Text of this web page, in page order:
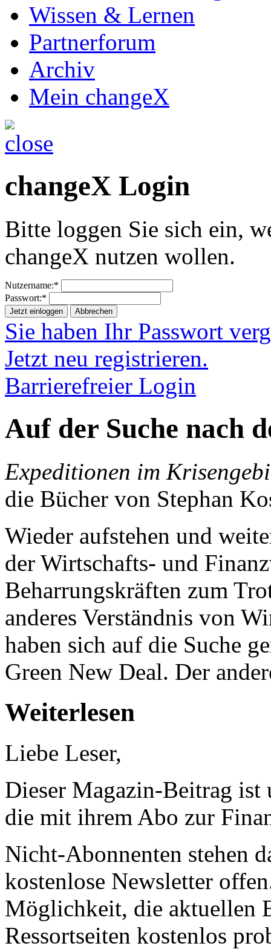
Wissen & Lernen
Partnerforum
Archiv
Mein changeX
changeX Login
Bitte loggen Sie sich ein,
changeX nutzen wollen.
Nutzername:*
Passwort:*
Jetzt einloggen Abbrechen
Sie haben Ihr Passwort
Jetzt neu registrieren.
Barrierefreier Login
Auf der Suche nach
Expeditionen im
die Bücher von Stephan
Wieder aufstehen und
der Wirtschafts- und
Beharrungskräften zum
anderes Verständnis von
haben sich auf die Suche
Green New Deal. Der
Weiterlesen
Liebe Leser,
Dieser Magazin-Beitrag ist
die mit ihrem Abo zur
Nicht-Abonnenten stehen
kostenlose Newsletter
Möglichkeit, die aktuellen
Ressortseiten kostenlos